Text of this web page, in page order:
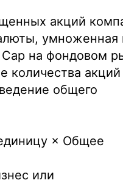
акций
умноженная
на фондовом
количества акций
общего
× Общее
или